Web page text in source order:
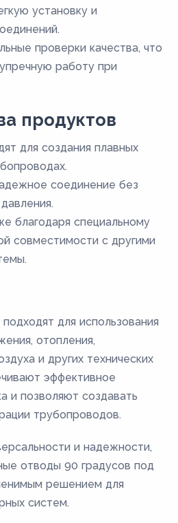
установку и
проверки качества, что
работу при
продуктов
для создания плавных
соединение без
благодаря специальному
совместимости с другими
для использования
отопления,
и других технических
эффективное
и позволяют создавать
трубопроводов.
и надежности,
отводы 90 градусов под
решением для
систем.